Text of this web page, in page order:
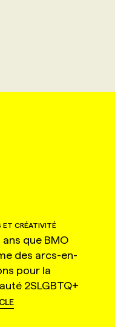
ET CRÉATIVITÉ
ans que BMO
des arcs-en-
pour la
2SLGBTQ+